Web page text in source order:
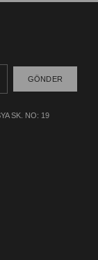
GÖNDER
SK. NO: 19